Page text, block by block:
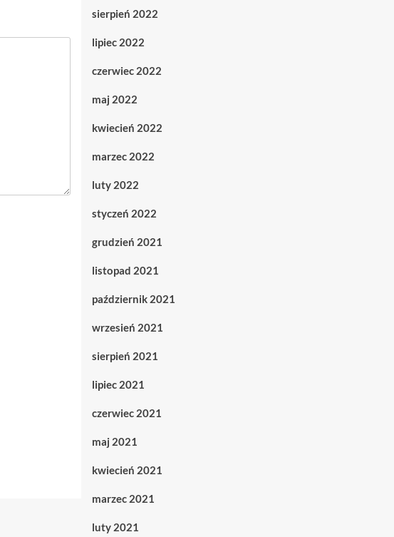
sierpień 2022
lipiec 2022
czerwiec 2022
maj 2022
kwiecień 2022
marzec 2022
luty 2022
styczeń 2022
grudzień 2021
listopad 2021
październik 2021
wrzesień 2021
sierpień 2021
lipiec 2021
czerwiec 2021
maj 2021
kwiecień 2021
marzec 2021
luty 2021